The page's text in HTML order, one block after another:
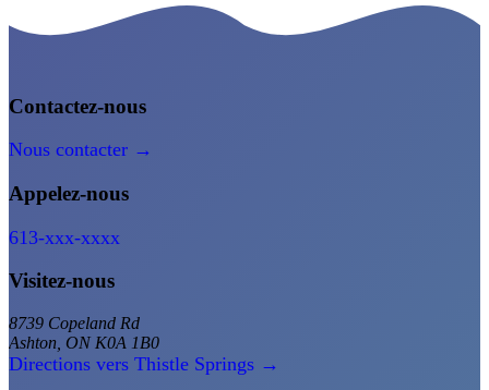
Contactez-nous
Nous contacter →
Appelez-nous
613-xxx-xxxx
Visitez-nous
8739 Copeland Rd
Ashton, ON K0A 1B0
Directions vers Thistle Springs →